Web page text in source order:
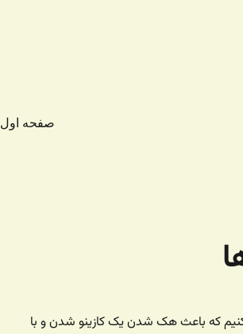
صفحه اول
که باعث هک شدن یک کازینو شدن و با